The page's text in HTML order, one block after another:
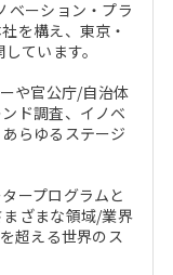
ベーション・プラ
を構え、東京・
ています。
や官公庁/自治体
ド調査、イノベ
らゆるステージ
ープログラムと
ざまな領域/業界
超える世界のス